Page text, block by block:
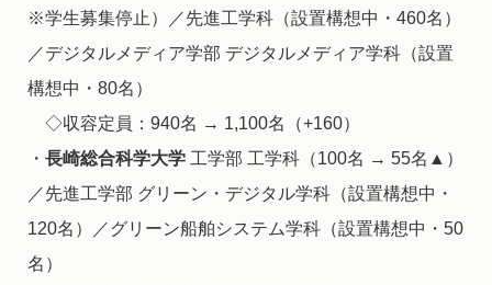
※学生募集停止）／先進工学科（設置構想中・460名）
／デジタルメディア学部 デジタルメディア学科（設置
構想中・80名）
◇収容定員：940名 → 1,100名（+160）
・ 長崎総合科学大学工学部 工学科（100名 → 55名▲）
／先進工学部 グリーン・デジタル学科（設置構想中・
120名）／グリーン船舶システム学科（設置構想中・50
名）